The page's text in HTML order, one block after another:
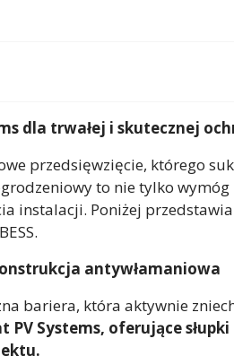
dla trwałej i skutecznej
przedsięwzięcie, którego
to nie tylko
instalacji. Poniżej
antywłamaniowa
bariera, która aktywnie
PV Systems, oferujące